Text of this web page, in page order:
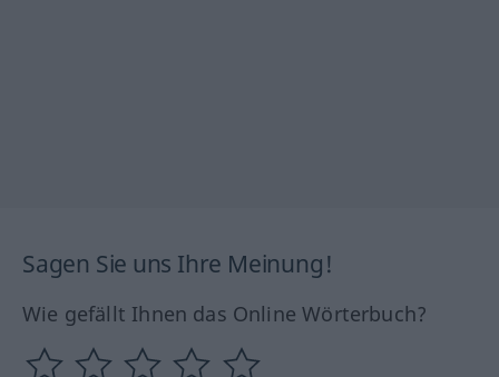
Sagen Sie uns Ihre Meinung!
Wie gefällt Ihnen das Online Wörterbuch?